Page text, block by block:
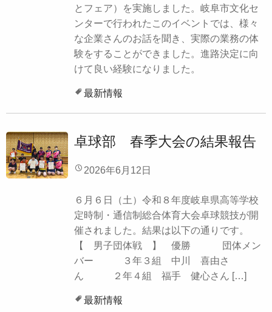
とフェア）を実施しました。岐阜市文化セ
ンターで行われたこのイベントでは、様々
な企業さんのお話を聞き、実際の業務の体
験をすることができました。進路決定に向
けて良い経験になりました。
最新情報
卓球部 春季大会の結果報告
2026年6月12日
６月６日（土）令和８年度岐阜県高等学校
定時制・通信制総合体育大会卓球競技が開
催されました。結果は以下の通りです。
【 男子団体戦 】 優勝 団体メン
バー ３年３組 中川 喜由さ
ん ２年４組 福手 健心さん […]
最新情報